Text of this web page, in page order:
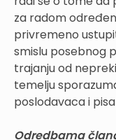
za radom
privremeno
smislu posebnog
trajanju od
temelju
poslodavaca i
Odredbama